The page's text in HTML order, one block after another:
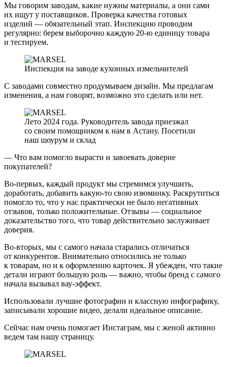
Мы говорим заводам, какие нужны материалы, а они сами
их ищут у поставщиков. Проверка качества готовых
изделий — обязательный этап. Инспекцию проводим
регулярно: берем выборочно каждую 20-ю единицу товара
и тестируем.
Инспекция на заводе кухонных измельчителей
С заводами совместно продумываем дизайн. Мы предлагам
изменения, а нам говорят, возможно это сделать или нет.
Лето 2024 года. Руководитель завода приезжал
со своим помощником к нам в Астану. Посетили
наш шоурум и склад
— Что вам помогло вырасти и завоевать доверие
покупателей?
Во-первых, каждый продукт мы стремимся улучшить,
доработать, добавить какую-то свою изюминку. Раскрутиться
помогло то, что у нас практически не было негативных
отзывов, только положительные. Отзывы — социальное
доказательство того, что товар действительно заслуживает
доверия.
Во-вторых, мы с самого начала старались отличаться
от конкурентов. Внимательно относились не только
к товарам, но и к оформлению карточек. Я убежден, что такие
детали играют большую роль — важно, чтобы бренд с самого
начала вызывал вау-эффект.
Использовали лучшие фотографии и классную инфографику,
записывали хорошие видео, делали идеальное описание.
Сейчас нам очень помогает Инстаграм, мы с женой активно
ведем там нашу страницу.